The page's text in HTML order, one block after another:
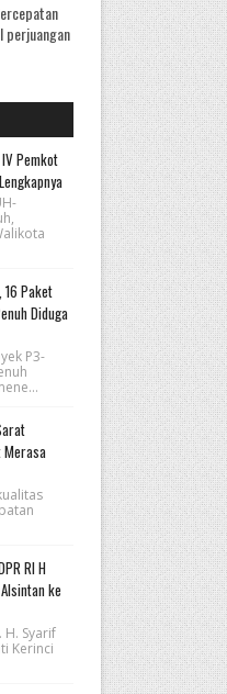
perjuangan
Pemkot
16 Paket
Diduga
P3-
Merasa
RI H
ke
H. Syarif
Kerinci